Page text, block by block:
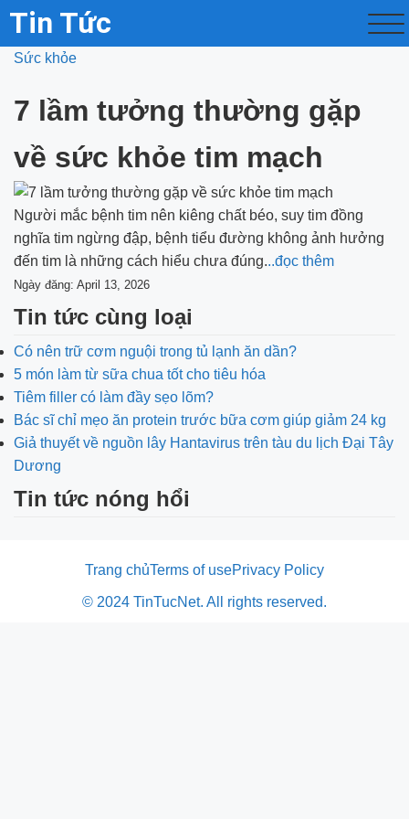
Tin Tức
Sức khỏe
7 lầm tưởng thường gặp
về sức khỏe tim mạch
Người mắc bệnh tim nên kiêng chất béo, suy tim đồng
nghĩa tim ngừng đập, bệnh tiểu đường không ảnh hưởng
đến tim là những cách hiểu chưa đúng...đọc thêm
Ngày đăng: April 13, 2026
Tin tức cùng loại
Có nên trữ cơm nguội trong tủ lạnh ăn dần?
5 món làm từ sữa chua tốt cho tiêu hóa
Tiêm filler có làm đầy sẹo lõm?
Bác sĩ chỉ mẹo ăn protein trước bữa cơm giúp giảm 24 kg
Giả thuyết về nguồn lây Hantavirus trên tàu du lịch Đại Tây
Dương
Tin tức nóng hổi
Trang chủTerms of usePrivacy Policy
© 2024 TinTucNet. All rights reserved.